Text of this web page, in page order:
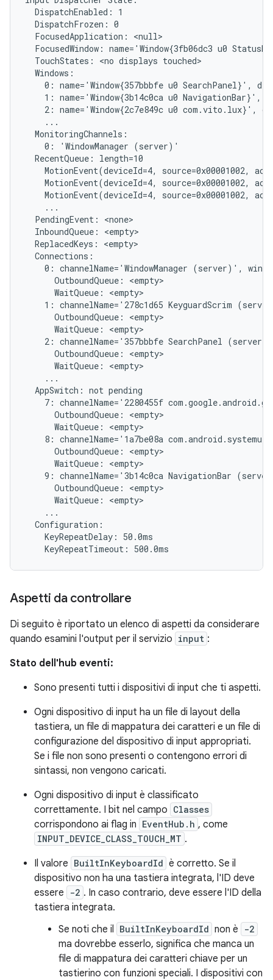
  DispatchEnabled: 1
  DispatchFrozen: 0
  FocusedApplication: <null>
FocusedWindow: name='Window{3fb06dc3 u0
  TouchStates: <no displays touched>
  Windows:
0: name='Window{357bbbfe u0 SearchPanel}',
1: name='Window{3b14c0ca u0 NavigationBar}',
2: name='Window{2c7e849c u0 com.vito.lux}',
    ...
  MonitoringChannels:
    0: 'WindowManager (server)'
  RecentQueue: length=10
MotionEvent(deviceId=4, source=0x00001002,
MotionEvent(deviceId=4, source=0x00001002,
MotionEvent(deviceId=4, source=0x00001002,
    ...
  PendingEvent: <none>
  InboundQueue: <empty>
  ReplacedKeys: <empty>
  Connections:
0: channelName='WindowManager (server)',
      OutboundQueue: <empty>
      WaitQueue: <empty>
1: channelName='278c1d65 KeyguardScrim
      OutboundQueue: <empty>
      WaitQueue: <empty>
2: channelName='357bbbfe SearchPanel
      OutboundQueue: <empty>
      WaitQueue: <empty>
    ...
  AppSwitch: not pending
7: channelName='2280455f
      OutboundQueue: <empty>
      WaitQueue: <empty>
8: channelName='1a7be08a
      OutboundQueue: <empty>
      WaitQueue: <empty>
9: channelName='3b14c0ca NavigationBar
      OutboundQueue: <empty>
      WaitQueue: <empty>
    ...
  Configuration:
    KeyRepeatDelay: 50.0ms
Aspetti da controllare
Di seguito è riportato un elenco di aspetti da considerare
quando esamini l'output per il servizio input :
Stato dell'hub eventi:
Sono presenti tutti i dispositivi di input che ti aspetti.
Ogni dispositivo di input ha un file di layout della
tastiera, un file di mappatura dei caratteri e un file di
configurazione del dispositivo di input appropriati.
Se i file non sono presenti o contengono errori di
sintassi, non vengono caricati.
Ogni dispositivo di input è classificato
correttamente. I bit nel campo Classes
corrispondono ai flag in EventHub.h , come
INPUT_DEVICE_CLASS_TOUCH_MT .
Il valore BuiltInKeyboardId è corretto. Se il
dispositivo non ha una tastiera integrata, l'ID deve
essere
-2 . In caso contrario, deve essere l'ID della
tastiera integrata.
Se noti che il BuiltInKeyboardId non è -2
ma dovrebbe esserlo, significa che manca un
file di mappatura dei caratteri chiave per un
tastierino con funzioni speciali. I dispositivi con